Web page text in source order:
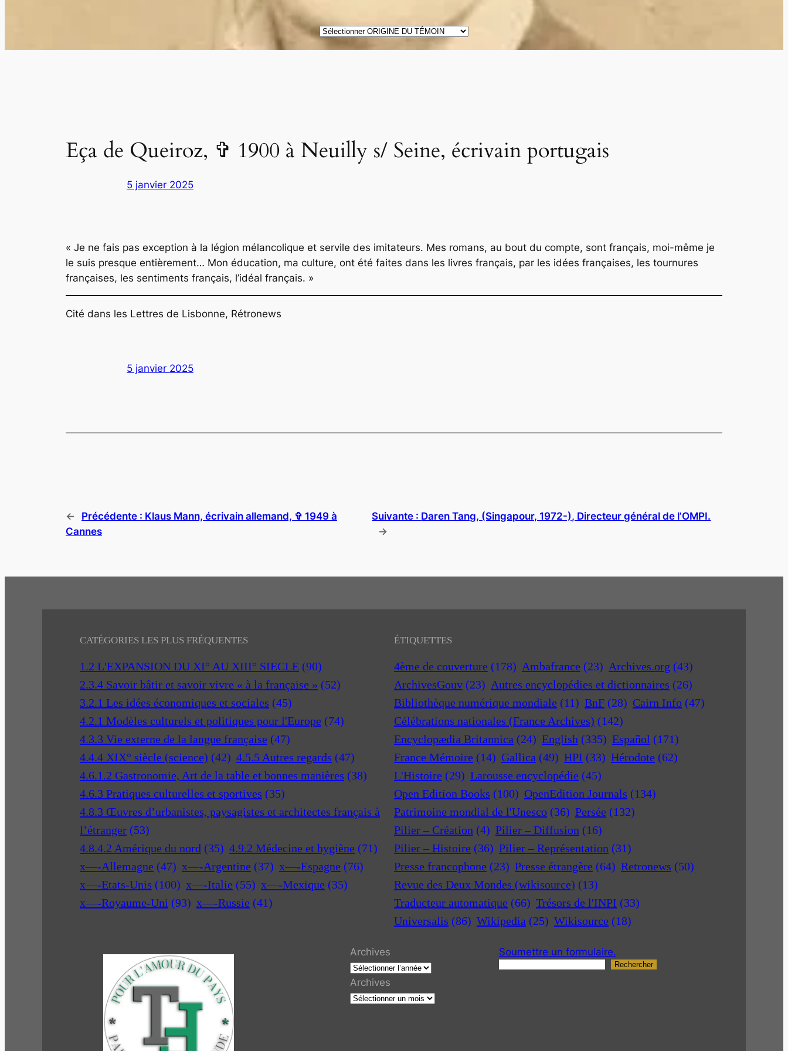
ORIGINE
Eça de Queiroz, ✞ 1900 à Neuilly s/ Seine, écrivain portugais
5 janvier 2025
« Je ne fais pas exception à la légion mélancolique et servile des imitateurs. Mes romans, au bout du compte, sont français, moi-même je
le suis presque entièrement… Mon éducation, ma culture, ont été faites dans les livres français, par les idées françaises, les tournures
françaises, les sentiments français, l’idéal français. »
Cité dans les Lettres de Lisbonne, Rétronews
5 janvier 2025
← Précédente : Klaus Mann, écrivain allemand, ✞ 1949 à
Cannes
Suivante : Daren Tang, (Singapour, 1972-), Directeur général de l’OMPI.
→
CATÉGORIES LES PLUS FRÉQUENTES
1.2 L'EXPANSION DU XI° AU XIII° SIECLE (90)
2.3.4 Savoir bâtir et savoir vivre « à la française » (52)
3.2.1 Les idées économiques et sociales (45)
4.2.1 Modèles culturels et politiques pour l'Europe (74)
4.3.3 Vie externe de la langue française (47)
4.4.4 XIX° siècle (science) (42) 4.5.5 Autres regards (47)
4.6.1.2 Gastronomie, Art de la table et bonnes manières (38)
4.6.3 Pratiques culturelles et sportives (35)
4.8.3 Œuvres d’urbanistes, paysagistes et architectes français à
l’étranger (53)
4.8.4.2 Amérique du nord (35) 4.9.2 Médecine et hygiène (71)
x—-Allemagne (47) x—-Argentine (37) x—-Espagne (76)
x—-Etats-Unis (100) x—-Italie (55) x—-Mexique (35)
x—-Royaume-Uni (93) x—-Russie (41)
ÉTIQUETTES
4ème de couverture (178) Ambafrance (23) Archives.org (43)
ArchivesGouv (23) Autres encyclopédies et dictionnaires (26)
Bibliothèque numérique mondiale (11) BnF (28) Cairn Info (47)
Célébrations nationales (France Archives) (142)
Encyclopædia Britannica (24) English (335) Español (171)
France Mémoire (14) Gallica (49) HPI (33) Hérodote (62)
L'Histoire (29) Larousse encyclopédie (45)
Open Edition Books (100) OpenEdition Journals (134)
Patrimoine mondial de l'Unesco (36) Persée (132)
Pilier – Création (4) Pilier – Diffusion (16)
Pilier – Histoire (36) Pilier – Représentation (31)
Presse francophone (23) Presse étrangère (64) Retronews (50)
Revue des Deux Mondes (wikisource) (13)
Traducteur automatique (66) Trésors de l'INPI (33)
Universalis (86) Wikipedia (25) Wikisource (18)
Archives
Archives
Soumettre un formulaire.
R
Rechercher